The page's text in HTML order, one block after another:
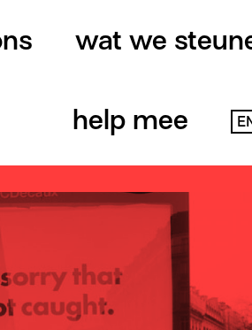
wat we
help mee